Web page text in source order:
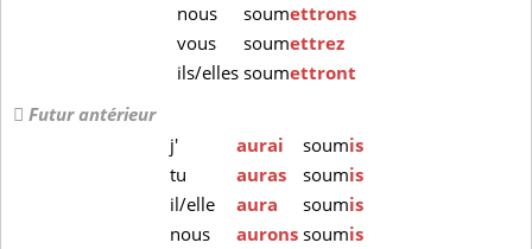
nous
soumettrons
vous
soumettrez
ils/elles soumettront
Futur antérieur
j'
aurai soumis
tu
auras soumis
il/elle
aura soumis
nous
aurons soumis